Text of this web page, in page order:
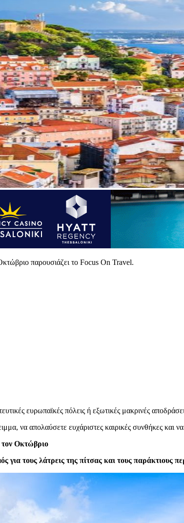
παρουσιάζει το Focus On Travel.
ευρωπαϊκές πόλεις ή εξωτικές μακρινές
να απολαύσετε ευχάριστες καιρικές συνθήκες και
τον Οκτώβριο
για τους λάτρεις της πίτσας και τους παράκτιους